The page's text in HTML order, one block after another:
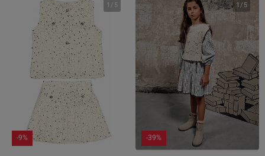
1 / 5
-9%
1 / 5
-39%